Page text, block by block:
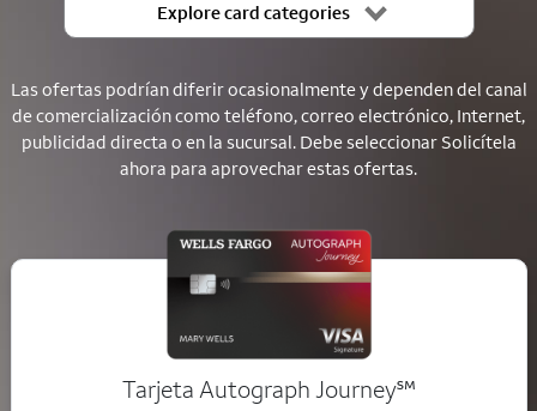
Explore card categories
Las ofertas podrían diferir ocasionalmente y dependen del canal
de comercialización como teléfono, correo electrónico, Internet,
publicidad directa o en la sucursal. Debe seleccionar Solicítela
ahora para aprovechar estas ofertas.
Tarjeta Autograph Journeyservice mark
℠